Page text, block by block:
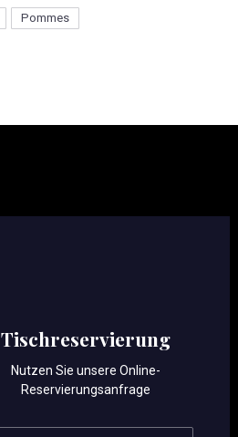
Pommes
Tischreservierung
Nutzen Sie unsere Online-
Reservierungsanfrage